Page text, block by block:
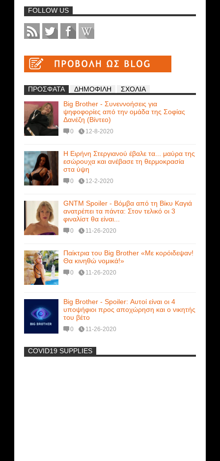
FOLLOW US
ΠΡΟΣΦΑΤΑ ΔΗΜΟΦΙΛΗ
ΣΧΟΛΙΑ
Big Brother - Συνεννοήσεις για
ψηφοφορίες από την ομάδα της Σοφίας
Δανέζη (Βίντεο)
0 12-8-2020
Η Ειρήνη Στεργιανού έβαλε τα... μαύρα της
εσώρουχα και ανέβασε τη θερμοκρασία
στα ύψη
0 12-2-2020
GNTM Spoiler - Βόμβα από τη Βίκυ Καγιά
ανατρέπει τα πάντα: Στον τελικό οι 3
φιναλίστ θα είναι...
0 11-26-2020
Παίκτρια του Big Brother «Με κορόιδεψαν!
Θα κινηθώ νομικά!»
0 11-26-2020
Big Brother - Spoiler: Αυτοί είναι οι 4
υποψήφιοι προς αποχώρηση και ο νικητής
του βέτο
0 11-26-2020
-
COVID19 SUPPLIES